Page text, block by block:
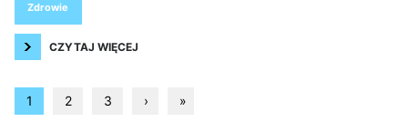
Zdrowie
CZYTAJ WIĘCEJ
1 2 3 › »